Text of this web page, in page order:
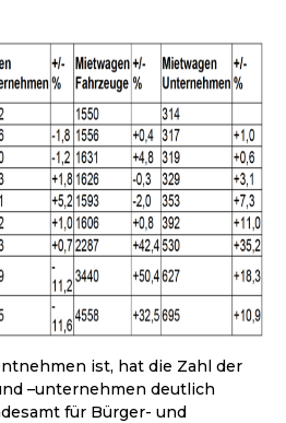
ist, hat die Zahl der
–unternehmen deutlich
für Bürger- und